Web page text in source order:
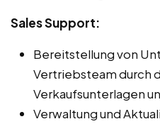
Sales Support:
Bereitstellung von
Vertriebsteam durch
Verkaufsunterlagen
Verwaltung und